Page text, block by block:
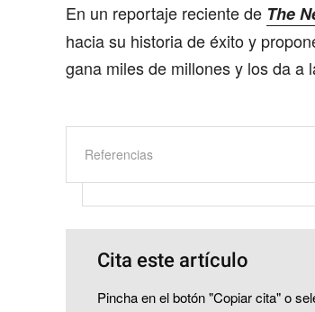
En un reportaje reciente de The
hacia su historia de éxito y
gana miles de millones y los da a
Referencias
Cita este artículo
Pincha en el botón "Copiar cita" o